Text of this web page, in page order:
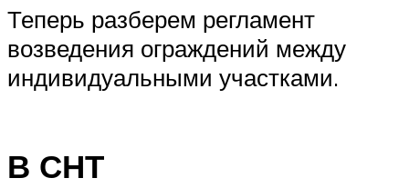
Теперь разберем регламент
возведения ограждений между
индивидуальными участками.
В СНТ